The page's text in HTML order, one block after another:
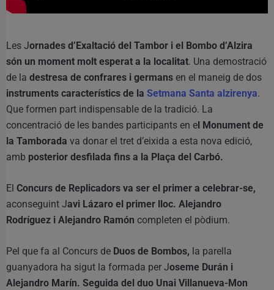
Les Jornades d’Exaltació del Tambor i el Bombo d’Alzira
són un moment molt esperat a la localitat. Una demostració
de la destresa de confrares i germans en el maneig de dos
instruments característics de la Setmana Santa alzirenya.
Que formen part indispensable de la tradició. La
concentració de les bandes participants en el Monument de
la Tamborada va donar el tret d’eixida a esta nova edició,
amb posterior desfilada fins a la Plaça del Carbó.
El Concurs de Replicadors va ser el primer a celebrar-se,
aconseguint Javi Lázaro el primer lloc. Alejandro
Rodríguez i Alejandro Ramón completen el pòdium.
Pel que fa al Concurs de Duos de Bombos, la parella
guanyadora ha sigut la formada per Joseme Durán i
Alejandro Marín. Seguida del duo Unai Villanueva-Mon